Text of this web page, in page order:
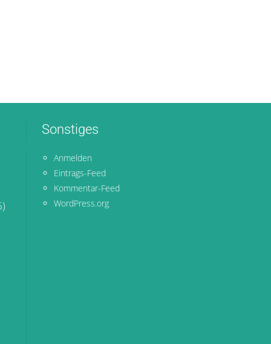
Sonstiges
Anmelden
Eintrags-Feed
Kommentar-Feed
WordPress.org